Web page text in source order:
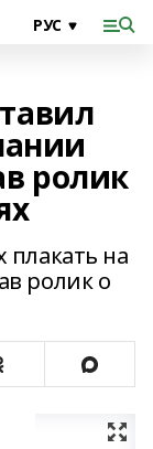
ролик
плакать на
ролик о